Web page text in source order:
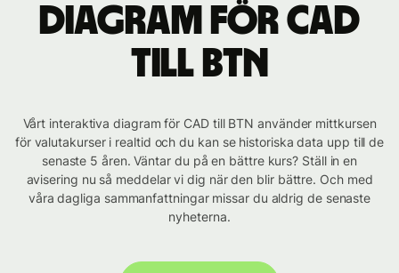
Diagram för CAD
till BTN
Vårt interaktiva diagram för CAD till BTN använder mittkursen
för valutakurser i realtid och du kan se historiska data upp till de
senaste 5 åren. Väntar du på en bättre kurs? Ställ in en
avisering nu så meddelar vi dig när den blir bättre. Och med
våra dagliga sammanfattningar missar du aldrig de senaste
nyheterna.